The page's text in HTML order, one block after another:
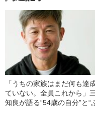
「うちの家族はまだ何も達
ていない。全員これから」
知良が語る“54歳の自分”と“